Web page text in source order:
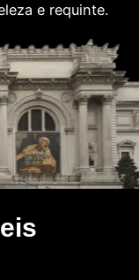
e requinte.